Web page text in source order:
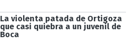
La violenta patada de Ortigoza
que casi quiebra a un juvenil de
Boca